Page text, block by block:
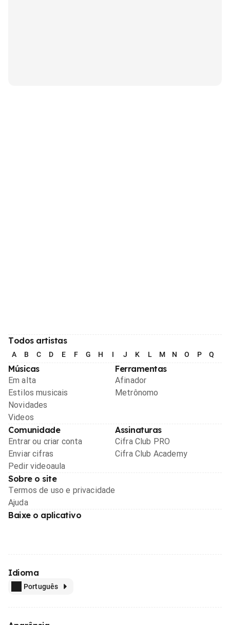
Todos artistas
A B C D E F G H I J K L M N O P Q
Músicas
Em alta
Estilos musicais
Novidades
Videos
Ferramentas
Afinador
Metrônomo
Comunidade
Entrar ou criar conta
Enviar cifras
Pedir videoaula
Assinaturas
Cifra Club PRO
Cifra Club Academy
Sobre o site
Termos de uso e privacidade
Ajuda
Baixe o aplicativo
Idioma
Português